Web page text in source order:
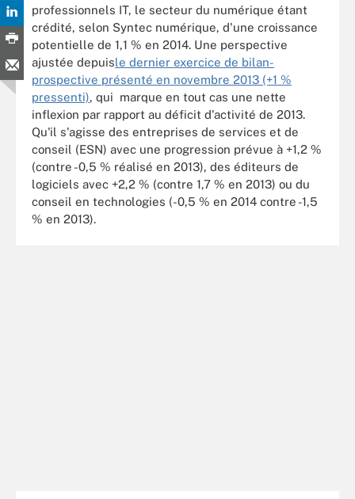
professionnels IT, le secteur du numérique étant
crédité, selon Syntec numérique, d'une croissance
potentielle de 1,1 % en 2014. Une perspective
ajustée depuisle dernier exercice de bilan-
prospective présenté en novembre 2013 (+1 %
pressenti), qui marque en tout cas une nette
inflexion par rapport au déficit d'activité de 2013.
Qu'il s'agisse des entreprises de services et de
conseil (ESN) avec une progression prévue à +1,2 %
(contre -0,5 % réalisé en 2013), des éditeurs de
logiciels avec +2,2 % (contre 1,7 % en 2013) ou du
conseil en technologies (-0,5 % en 2014 contre -1,5
% en 2013).